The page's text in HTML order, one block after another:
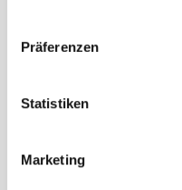
Präferenzen
Statistiken
Marketing